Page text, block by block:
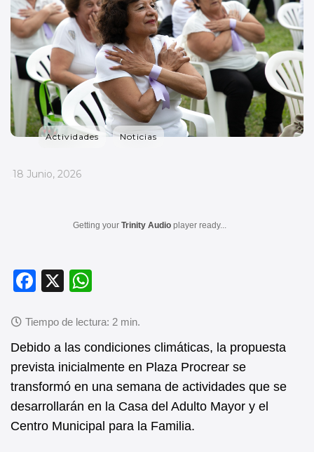
Actividades Noticias
_
18 Junio, 2026
Getting your Trinity Audio player ready...
F
c
e
b
o
o
k
X
at
s
A
p
p
Debido a las condiciones climáticas, la propuesta
prevista inicialmente en Plaza Procrear se
transformó en una semana de actividades que se
desarrollarán en la Casa del Adulto Mayor y el
Centro Municipal para la Familia.